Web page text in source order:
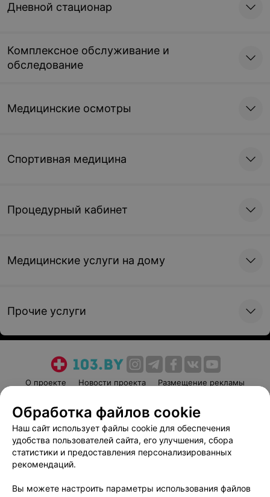
Дневной стационар
Комплексное обслуживание и
обследование
Медицинские осмотры
Спортивная медицина
Процедурный кабинет
Медицинские услуги на дому
Прочие услуги
О проекте Новости проекта
Размещение рекламы
Пользовательское соглашение
Способы оплаты
Вакансии
Партнеры
Написать руководителю 103.by
Обработка файлов cookie
Наш сайт использует файлы cookie для обеспечения
удобства пользователей сайта, его улучшения, сбора
статистики и предоставления персонализированных
рекомендаций.
Вы можете настроить параметры использования файлов